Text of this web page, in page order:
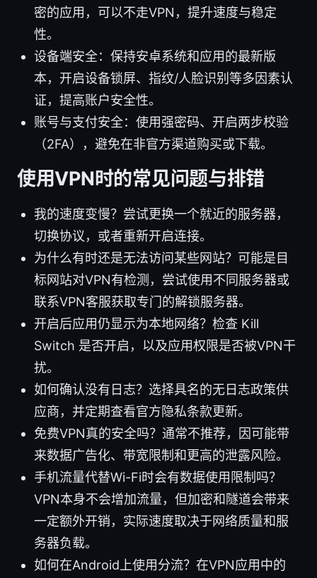
密的应用，可以不走VPN，提升速度与稳定
性。
设备端安全：保持安卓系统和应用的最新版
本，开启设备锁屏、指纹/人脸识别等多因素认
证，提高账户安全性。
账号与支付安全：使用强密码、开启两步校验
（2FA），避免在非官方渠道购买或下载。
使用VPN时的常见问题与排错
我的速度变慢？尝试更换一个就近的服务器，
切换协议，或者重新开启连接。
为什么有时还是无法访问某些网站？可能是目
标网站对VPN有检测，尝试使用不同服务器或
联系VPN客服获取专门的解锁服务器。
开启后应用仍显示为本地网络？检查 Kill
Switch 是否开启，以及应用权限是否被VPN干
扰。
如何确认没有日志？选择具名的无日志政策供
应商，并定期查看官方隐私条款更新。
免费VPN真的安全吗？通常不推荐，因可能带
来数据广告化、带宽限制和更高的泄露风险。
手机流量代替Wi-Fi时会有数据使用限制吗？
VPN本身不会增加流量，但加密和隧道会带来
一定额外开销，实际速度取决于网络质量和服
务器负载。
如何在Android上使用分流？在VPN应用中的